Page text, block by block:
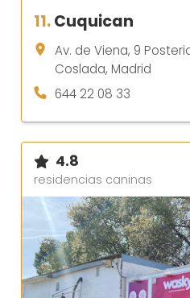
11.Cuquican
Av. de Viena, 9
Coslada, Madrid
644 22 08 33
4.8
residencias caninas